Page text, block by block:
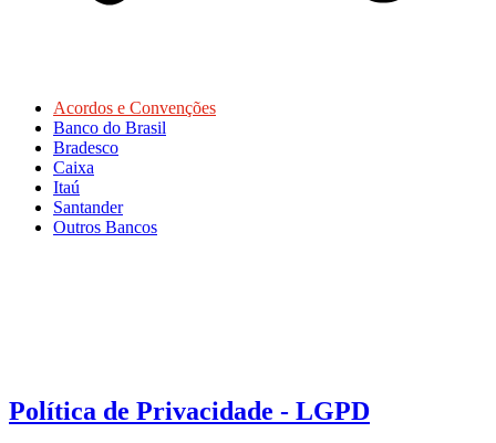
Acordos e Convenções
Banco do Brasil
Bradesco
Caixa
Itaú
Santander
Outros Bancos
Política de Privacidade - LGPD